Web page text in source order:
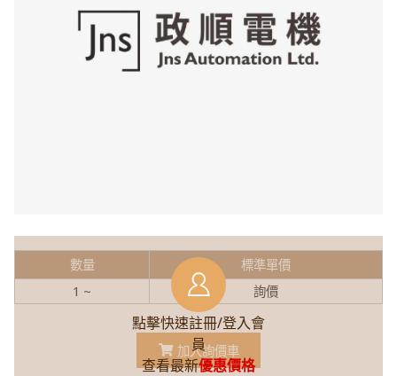
點擊快速註冊/登入會
員
查看最新優惠價格
數量
標準單價
1 ~
詢價
加入詢價車